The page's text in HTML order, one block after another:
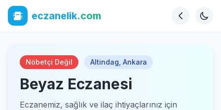
eczanelik.com
Nöbetçi Değil Altindag Ankara
Beyaz Eczanesi
Eczanemiz, sağlık ve ilaç ihtiyaçlarınız için